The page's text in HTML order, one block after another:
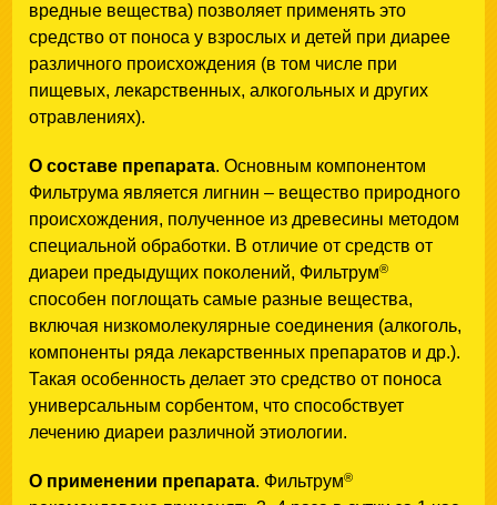
вредные вещества) позволяет применять это
средство от поноса у взрослых и детей при диарее
различного происхождения (в том числе при
пищевых, лекарственных, алкогольных и других
отравлениях).
О составе препарата. Основным компонентом
Фильтрума является лигнин – вещество природного
происхождения, полученное из древесины методом
специальной обработки. В отличие от средств от
диареи предыдущих поколений, Фильтрум®
способен поглощать самые разные вещества,
включая низкомолекулярные соединения (алкоголь,
компоненты ряда лекарственных препаратов и др.).
Такая особенность делает это средство от поноса
универсальным сорбентом, что способствует
лечению диареи различной этиологии.
О применении препарата. Фильтрум®